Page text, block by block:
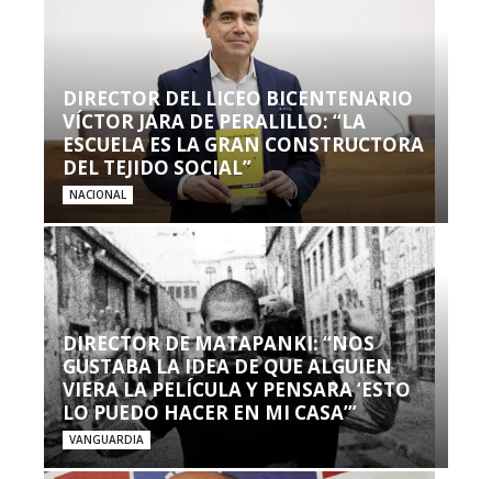
DIRECTOR DEL LICEO BICENTENARIO
VÍCTOR JARA DE PERALILLO: “LA
ESCUELA ES LA GRAN CONSTRUCTORA
DEL TEJIDO SOCIAL”
NACIONAL
DIRECTOR DE MATAPANKI: “NOS
GUSTABA LA IDEA DE QUE ALGUIEN
VIERA LA PELÍCULA Y PENSARA ‘ESTO
LO PUEDO HACER EN MI CASA’”
VANGUARDIA